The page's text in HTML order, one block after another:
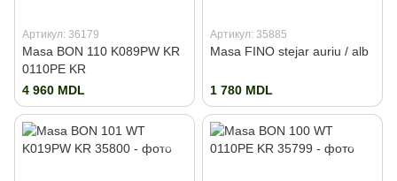
Артикул: 36179
Masa BON 110 K089PW KR
0110PE KR
4 960 MDL
Артикул: 35885
Masa FINO stejar auriu / alb
1 780 MDL